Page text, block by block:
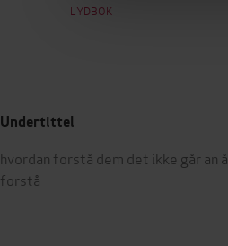
LYDBOK
Undertittel
hvordan forstå dem det ikke går an å
forstå